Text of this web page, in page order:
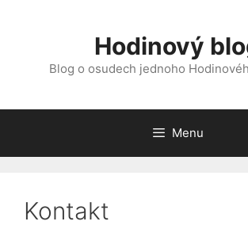
Hodinový
Blog o osudech jednoho
Menu
Kontakt